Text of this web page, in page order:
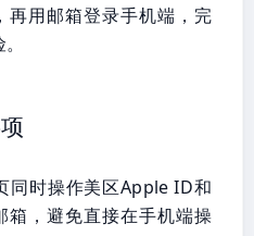
再用邮箱登录手机端，完
同时操作美区Apple ID和
箱，避免直接在手机端操